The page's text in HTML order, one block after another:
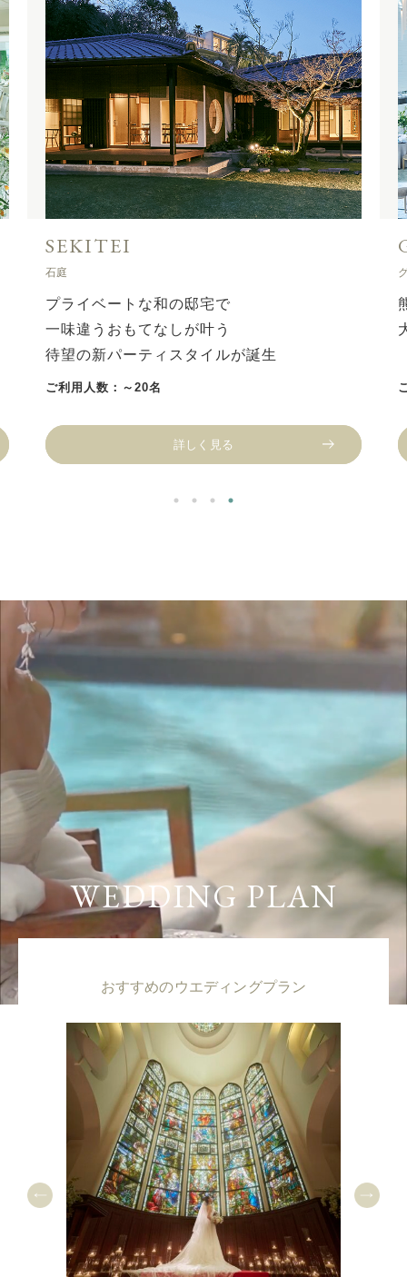
GRAND SKY
熊本の絶景がなによりのおもてなし
大空を独占して盛大なパーティを
ご利用人数：～220名
詳しく見る
WEDDING PLAN
おすすめのウエディングプラン